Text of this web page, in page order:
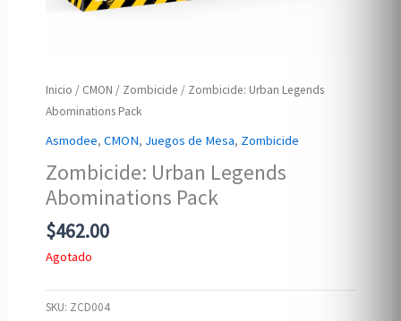
Inicio / CMON / Zombicide / Zombicide: Urban Legends
Abominations Pack
Asmodee,CMON, Juegos de Mesa, Zombicide
Zombicide: Urban Legends
Abominations Pack
$462.00
Agotado
SKU: ZCD004